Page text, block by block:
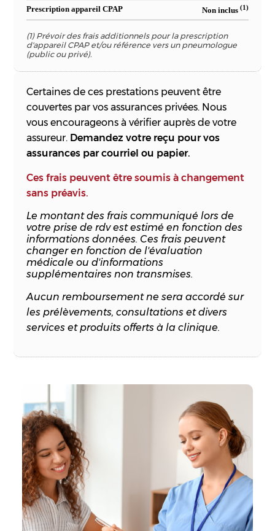
Prescription appareil CPAP Non inclus (1)
(1) Prévoir des frais additionnels pour la prescription
d'appareil CPAP et/ou référence vers un pneumologue
(public ou privé).
Certaines de ces prestations peuvent être
couvertes par vos assurances privées. Nous
vous encourageons à vérifier auprès de votre
assureur. Demandez votre reçu pour vos
assurances par courriel ou papier.
Ces frais peuvent être soumis à changement
sans préavis.
Le montant des frais communiqué lors de
votre prise de rdv est estimé en fonction des
informations données. Ces frais peuvent
changer en fonction de l'évaluation
médicale ou d'informations
supplémentaires non transmises.
Aucun remboursement ne sera accordé sur
les prélèvements, consultations et divers
services et produits offerts à la clinique.